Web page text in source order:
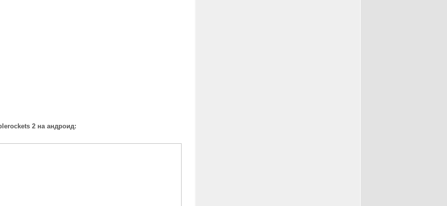
2 на андроид: